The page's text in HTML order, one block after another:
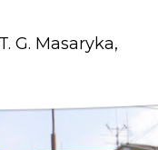
G. Masaryka,